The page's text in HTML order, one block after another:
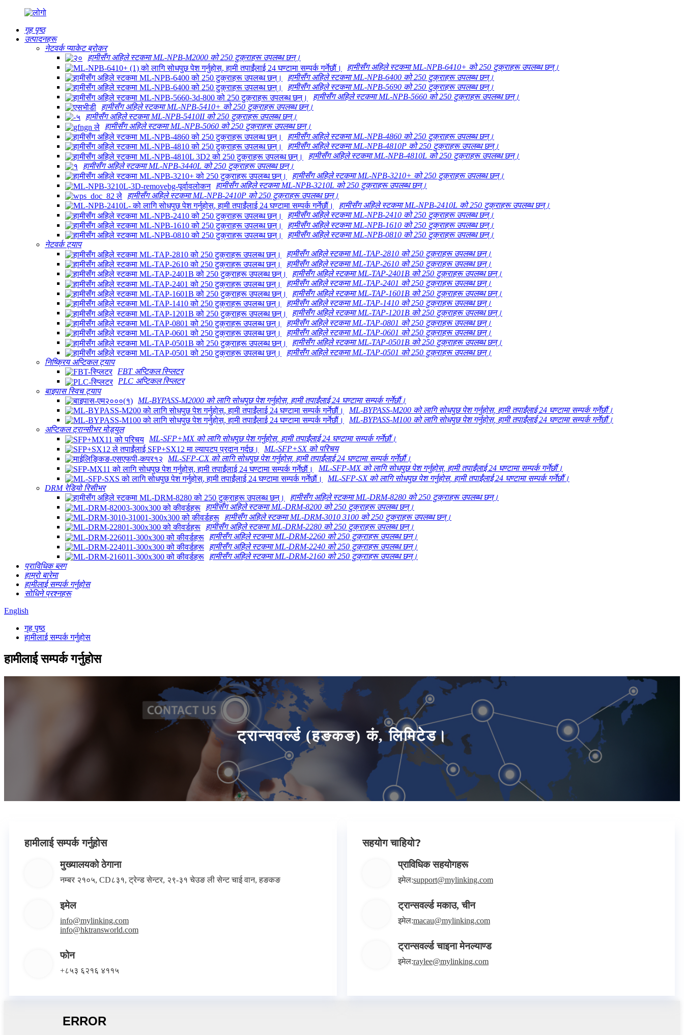
गृह पृष्ठ
उत्पादनहरू
नेटवर्क प्याकेट ब्रोकर
हामीसँग अहिले स्टकमा ML-NPB-M2000 को 250 टुक्राहरू उपलब्ध छन्।
हामीसँग अहिले स्टकमा ML-NPB-6410+ को 250 टुक्राहरू उपलब्ध छन्।
हामीसँग अहिले स्टकमा ML-NPB-6400 को 250 टुक्राहरू उपलब्ध छन्।
हामीसँग अहिले स्टकमा ML-NPB-5690 को 250 टुक्राहरू उपलब्ध छन्।
हामीसँग अहिले स्टकमा ML-NPB-5660 को 250 टुक्राहरू उपलब्ध छन्।
हामीसँग अहिले स्टकमा ML-NPB-5410+ को 250 टुक्राहरू उपलब्ध छन्।
हामीसँग अहिले स्टकमा ML-NPB-5410II को 250 टुक्राहरू उपलब्ध छन्।
हामीसँग अहिले स्टकमा ML-NPB-5060 को 250 टुक्राहरू उपलब्ध छन्।
हामीसँग अहिले स्टकमा ML-NPB-4860 को 250 टुक्राहरू उपलब्ध छन्।
हामीसँग अहिले स्टकमा ML-NPB-4810P को 250 टुक्राहरू उपलब्ध छन्।
हामीसँग अहिले स्टकमा ML-NPB-4810L को 250 टुक्राहरू उपलब्ध छन्।
हामीसँग अहिले स्टकमा ML-NPB-3440L को 250 टुक्राहरू उपलब्ध छन्।
हामीसँग अहिले स्टकमा ML-NPB-3210+ को 250 टुक्राहरू उपलब्ध छन्।
हामीसँग अहिले स्टकमा ML-NPB-3210L को 250 टुक्राहरू उपलब्ध छन्।
हामीसँग अहिले स्टकमा ML-NPB-2410P को 250 टुक्राहरू उपलब्ध छन्।
हामीसँग अहिले स्टकमा ML-NPB-2410L को 250 टुक्राहरू उपलब्ध छन्।
हामीसँग अहिले स्टकमा ML-NPB-2410 को 250 टुक्राहरू उपलब्ध छन्।
हामीसँग अहिले स्टकमा ML-NPB-1610 को 250 टुक्राहरू उपलब्ध छन्।
हामीसँग अहिले स्टकमा ML-NPB-0810 को 250 टुक्राहरू उपलब्ध छन्।
नेटवर्क ट्याप
हामीसँग अहिले स्टकमा ML-TAP-2810 को 250 टुक्राहरू उपलब्ध छन्।
हामीसँग अहिले स्टकमा ML-TAP-2610 को 250 टुक्राहरू उपलब्ध छन्।
हामीसँग अहिले स्टकमा ML-TAP-2401B को 250 टुक्राहरू उपलब्ध छन्।
हामीसँग अहिले स्टकमा ML-TAP-2401 को 250 टुक्राहरू उपलब्ध छन्।
हामीसँग अहिले स्टकमा ML-TAP-1601B को 250 टुक्राहरू उपलब्ध छन्।
हामीसँग अहिले स्टकमा ML-TAP-1410 को 250 टुक्राहरू उपलब्ध छन्।
हामीसँग अहिले स्टकमा ML-TAP-1201B को 250 टुक्राहरू उपलब्ध छन्।
हामीसँग अहिले स्टकमा ML-TAP-0801 को 250 टुक्राहरू उपलब्ध छन्।
हामीसँग अहिले स्टकमा ML-TAP-0601 को 250 टुक्राहरू उपलब्ध छन्।
हामीसँग अहिले स्टकमा ML-TAP-0501B को 250 टुक्राहरू उपलब्ध छन्।
हामीसँग अहिले स्टकमा ML-TAP-0501 को 250 टुक्राहरू उपलब्ध छन्।
निष्क्रिय अप्टिकल ट्याप
FBT अप्टिकल स्प्लिटर
PLC अप्टिकल स्प्लिटर
बाइपास स्विच ट्याप
ML-BYPASS-M2000 को लागि सोधपुछ पेश गर्नुहोस्, हामी तपाईंलाई 24 घण्टामा सम्पर्क गर्नेछौं।
ML-BYPASS-M200 को लागि सोधपुछ पेश गर्नुहोस्, हामी तपाईंलाई 24 घण्टामा सम्पर्क गर्नेछौं।
ML-BYPASS-M100 को लागि सोधपुछ पेश गर्नुहोस्, हामी तपाईंलाई 24 घण्टामा सम्पर्क गर्नेछौं।
अप्टिकल ट्रान्सीभर मोड्युल
ML-SFP+MX को लागि सोधपुछ पेश गर्नुहोस्, हामी तपाईंलाई 24 घण्टामा सम्पर्क गर्नेछौं।
ML-SFP+SX को परिचय
ML-SFP-CX को लागि सोधपुछ पेश गर्नुहोस्, हामी तपाईंलाई 24 घण्टामा सम्पर्क गर्नेछौं।
ML-SFP-MX को लागि सोधपुछ पेश गर्नुहोस्, हामी तपाईंलाई 24 घण्टामा सम्पर्क गर्नेछौं।
ML-SFP-SX को लागि सोधपुछ पेश गर्नुहोस्, हामी तपाईंलाई 24 घण्टामा सम्पर्क गर्नेछौं।
DRM रेडियो रिसीभर
हामीसँग अहिले स्टकमा ML-DRM-8280 को 250 टुक्राहरू उपलब्ध छन्।
हामीसँग अहिले स्टकमा ML-DRM-8200 को 250 टुक्राहरू उपलब्ध छन्।
हामीसँग अहिले स्टकमा ML-DRM-3010 3100 को 250 टुक्राहरू उपलब्ध छन्।
हामीसँग अहिले स्टकमा ML-DRM-2280 को 250 टुक्राहरू उपलब्ध छन्।
हामीसँग अहिले स्टकमा ML-DRM-2260 को 250 टुक्राहरू उपलब्ध छन्।
हामीसँग अहिले स्टकमा ML-DRM-2240 को 250 टुक्राहरू उपलब्ध छन्।
हामीसँग अहिले स्टकमा ML-DRM-2160 को 250 टुक्राहरू उपलब्ध छन्।
प्राविधिक ब्लग
हाम्रो बारेमा
हामीलाई सम्पर्क गर्नुहोस
सोधिने प्रश्नहरू
English
गृह पृष्ठ
हामीलाई सम्पर्क गर्नुहोस
हामीलाई सम्पर्क गर्नुहोस
ट्रान्सवर्ल्ड (हङकङ) कं, लिमिटेड।
हामीलाई सम्पर्क गर्नुहोस
मुख्यालयको ठेगाना
नम्बर २१०५, CD८३१, ट्रेन्ड सेन्टर, २९-३१ चेउङ ली सेन्ट चाई वान, हङकङ
इमेल
info@mylinking.com
info@hktransworld.com
फोन
+८५३ ६२१६ ४११५
सहयोग चाहियो?
प्राविधिक सहयोगहरू
इमेल:support@mylinking.com
ट्रान्सवर्ल्ड मकाउ, चीन
इमेल:macau@mylinking.com
ट्रान्सवर्ल्ड चाइना मेनल्याण्ड
इमेल:raylee@mylinking.com